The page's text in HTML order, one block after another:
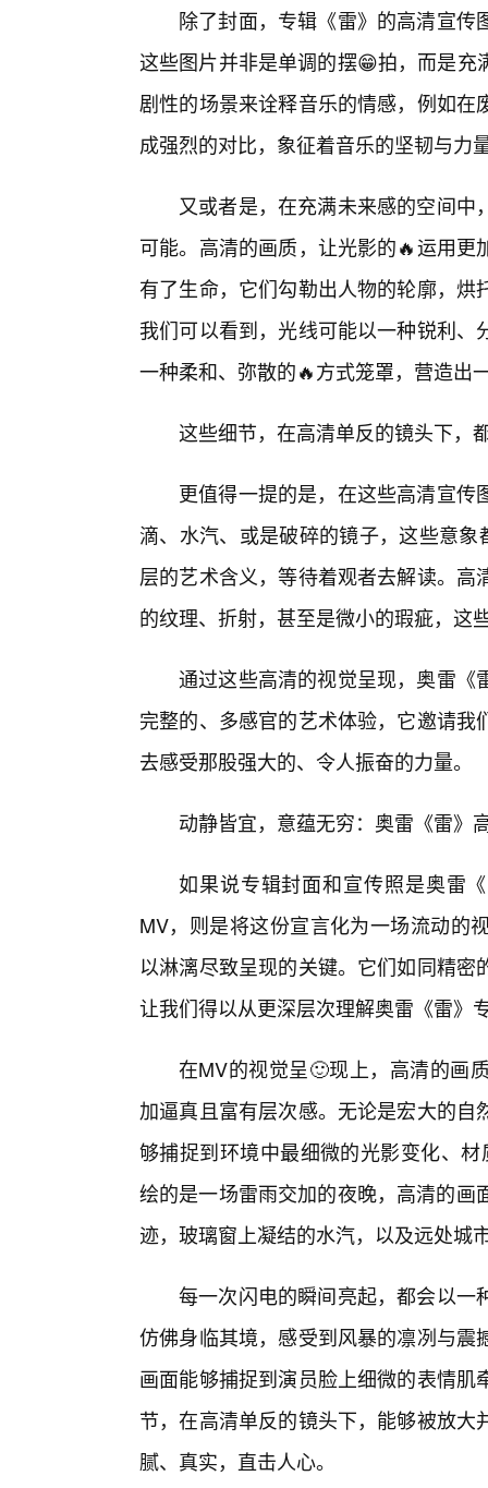
除了封面，专辑《雷》的高清宣
这些图片并非是单调的摆😁拍，而是
剧性的场景来诠释音乐的情感，例如
成强烈的对比，象征着音乐的坚韧与力
又或者是，在充满未来感的空间
可能。高清的画质，让光影的🔥运用
有了生命，它们勾勒出人物的轮廓，
我们可以看到，光线可能以一种锐利
一种柔和、弥散的🔥方式笼罩，营造出
这些细节，在高清单反的镜头下，
更值得一提的是，在这些高清宣
滴、水汽、或是破碎的镜子，这些意
层的艺术含义，等待着观者去解读。
的纹理、折射，甚至是微小的瑕疵，这
通过这些高清的视觉呈现，奥雷《
完整的、多感官的艺术体验，它邀请
去感受那股强大的、令人振奋的力量。
动静皆宜，意蕴无穷：奥雷《雷》
如果说专辑封面和宣传照是奥雷
MV，则是将这份宣言化为一场流动的
以淋漓尽致呈现的关键。它们如同精
让我们得以从更深层次理解奥雷《雷》
在MV的视觉呈🙂现上，高清的画
加逼真且富有层次感。无论是宏大的
够捕捉到环境中最细微的光影变化、
绘的是一场雷雨交加的夜晚，高清的
迹，玻璃窗上凝结的水汽，以及远处城
每一次闪电的瞬间亮起，都会以一
仿佛身临其境，感受到风暴的凛冽与
画面能够捕捉到演员脸上细微的表情
节，在高清单反的镜头下，能够被放
腻、真实，直击人心。